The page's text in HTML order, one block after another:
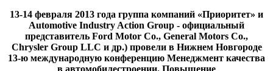
13-14 февраля 2013 года группа компаний «Приоритет» и
Automotive Industry Action Group - официальный
представитель Ford Motor Co., General Motors Co.,
Chrysler Group LLC и др.) провели в Нижнем Новгороде
13-ю международную конференцию Менеджмент качества